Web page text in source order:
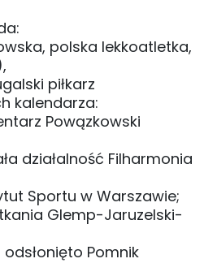
polska lekkoatletka,
piłkarz
kalendarza:
Powązkowski
działalność Filharmonia
Sportu w Warszawie;
Glemp-Jaruzelski-
Pomnik